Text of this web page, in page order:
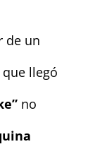
de un
llegó
no